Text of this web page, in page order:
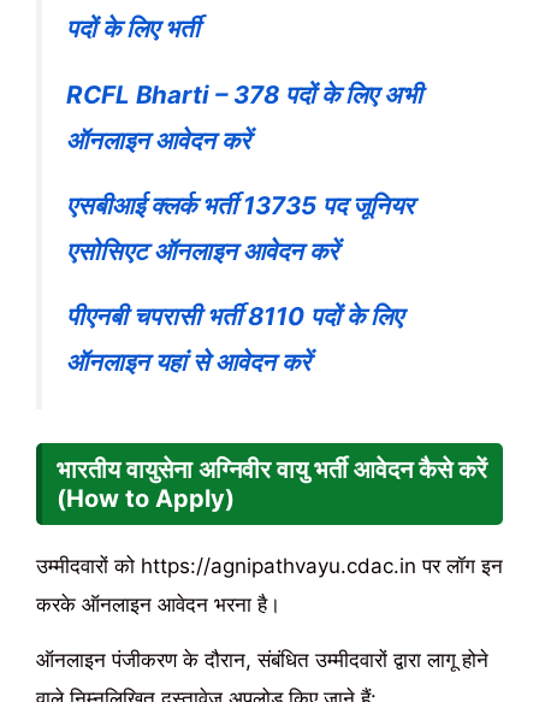
पदों के लिए भर्ती
RCFL Bharti – 378 पदों के लिए अभी
ऑनलाइन आवेदन करें
एसबीआई क्लर्क भर्ती 13735 पद जूनियर
एसोसिएट ऑनलाइन आवेदन करें
पीएनबी चपरासी भर्ती 8110 पदों के लिए
ऑनलाइन यहां से आवेदन करें
भारतीय वायुसेना अग्निवीर वायु भर्ती आवेदन कैसे करें
(How to Apply)
उम्मीदवारों को https://agnipathvayu.cdac.in पर लॉग इन
करके ऑनलाइन आवेदन भरना है।
ऑनलाइन पंजीकरण के दौरान, संबंधित उम्मीदवारों द्वारा लागू होने